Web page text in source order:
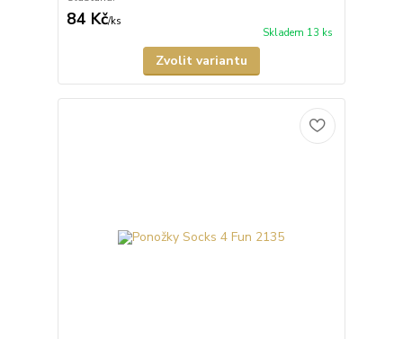
84 Kč/ks
Skladem 13 ks
Zvolit variantu